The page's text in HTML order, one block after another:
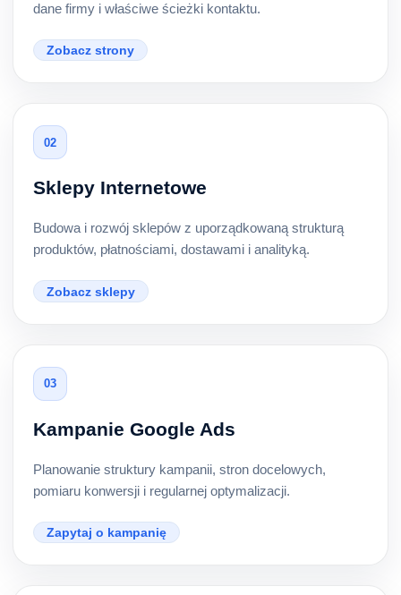
dane firmy i właściwe ścieżki kontaktu.
Zobacz strony
02
Sklepy Internetowe
Budowa i rozwój sklepów z uporządkowaną strukturą
produktów, płatnościami, dostawami i analityką.
Zobacz sklepy
03
Kampanie Google Ads
Planowanie struktury kampanii, stron docelowych,
pomiaru konwersji i regularnej optymalizacji.
Zapytaj o kampanię